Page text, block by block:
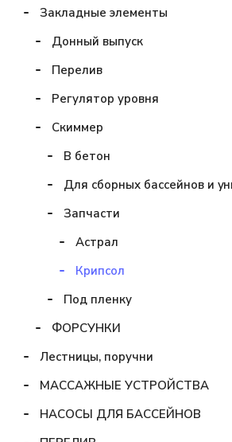
Закладные элементы
Донный выпуск
Перелив
Регулятор уровня
Скиммер
В бетон
Для сборных бассейнов и
Запчасти
Астрал
Крипсол
Под пленку
ФОРСУНКИ
Лестницы, поручни
МАССАЖНЫЕ УСТРОЙСТВА
НАСОСЫ ДЛЯ БАССЕЙНОВ